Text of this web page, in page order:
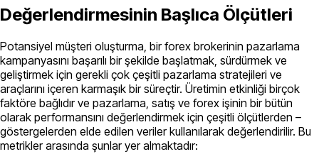
Değerlendirmesinin Başlıca Ölçütleri
Potansiyel müşteri oluşturma, bir forex brokerinin pazarlama
kampanyasını başarılı bir şekilde başlatmak, sürdürmek ve
geliştirmek için gerekli çok çeşitli pazarlama stratejileri ve
araçlarını içeren karmaşık bir süreçtir. Üretimin etkinliği birçok
faktöre bağlıdır ve pazarlama, satış ve forex işinin bir bütün
olarak performansını değerlendirmek için çeşitli ölçütlerden –
göstergelerden elde edilen veriler kullanılarak değerlendirilir. Bu
metrikler arasında şunlar yer almaktadır: